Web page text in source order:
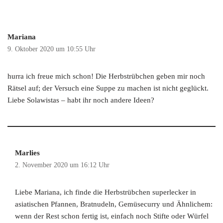
Mariana
9. Oktober 2020 um 10:55 Uhr
hurra ich freue mich schon! Die Herbstrübchen geben mir noch
Rätsel auf; der Versuch eine Suppe zu machen ist nicht geglückt.
Liebe Solawistas – habt ihr noch andere Ideen?
Marlies
2. November 2020 um 16:12 Uhr
Liebe Mariana, ich finde die Herbstrübchen superlecker in
asiatischen Pfannen, Bratnudeln, Gemüsecurry und Ähnlichem:
wenn der Rest schon fertig ist, einfach noch Stifte oder Würfel